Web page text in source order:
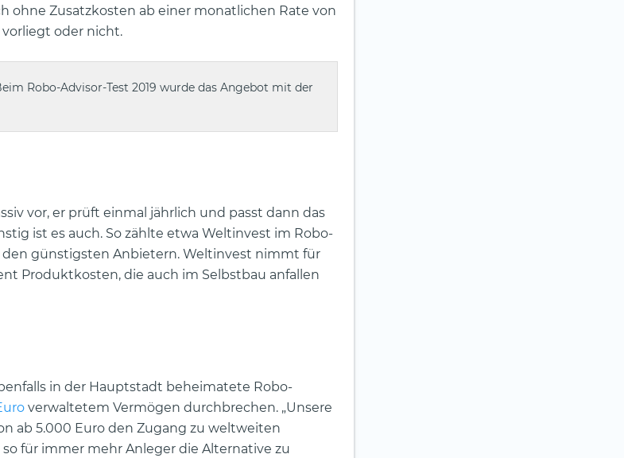
ohne Zusatzkosten ab einer monatlichen Rate von
vorliegt oder nicht.
Robo-Advisor-Test 2019 wurde das Angebot mit der
vor, er prüft einmal jährlich und passt dann das
ist es auch. So zählte etwa Weltinvest im Robo-
den günstigsten Anbietern. Weltinvest nimmt für
Produktkosten, die auch im Selbstbau anfallen
in der Hauptstadt beheimatete Robo-
verwaltetem Vermögen durchbrechen. „Unsere
ab 5.000 Euro den Zugang zu weltweiten
für immer mehr Anleger die Alternative zu